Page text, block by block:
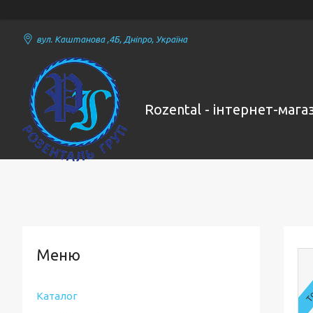
вул. Каштанова ,4Б, Дніпро, Україна
Rozental - інтернет-
Каталог